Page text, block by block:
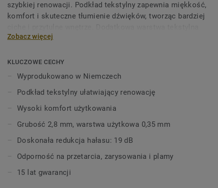
szybkiej renowacji. Podkład tekstylny zapewnia miękkość,
komfort i skuteczne tłumienie dźwięków, tworząc bardziej
maskuje drobne nierówności podłoża, dzięki czemu nie ma
paleta kolorów, wzorów i faktur odwzorowuje piękno
kamienia, ceramiki, a nawet naturalnego drewna. Dzięki
technologii Extreme Protection podłoga jest łatwa do
utrzymania w czystości i zachowuje swój atrakcyjny
wygląd przez długi czas.
Zobacz więcej
KLUCZOWE CECHY
Wyprodukowano w Niemczech
Podkład tekstylny ułatwiający renowację
Wysoki komfort użytkowania
Grubość 2,8 mm, warstwa użytkowa 0,35 mm
Doskonała redukcja hałasu: 19 dB
Odporność na przetarcia, zarysowania i plamy
15 lat gwarancji